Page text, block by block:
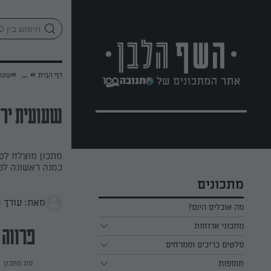
מתכונים
מה אוכלים היום?
מתכוני ארוחות
ארוחת בוקר
ארוחת צהריים
סלטים כריכים וממרחים
כל הסלטים כריכים וממרחים
תוספות
דף הבית »
...
»
שעועית
מתכון מוצלח
כמנה ראשונה
מאת: עורך
פרווה
סוג מתכון